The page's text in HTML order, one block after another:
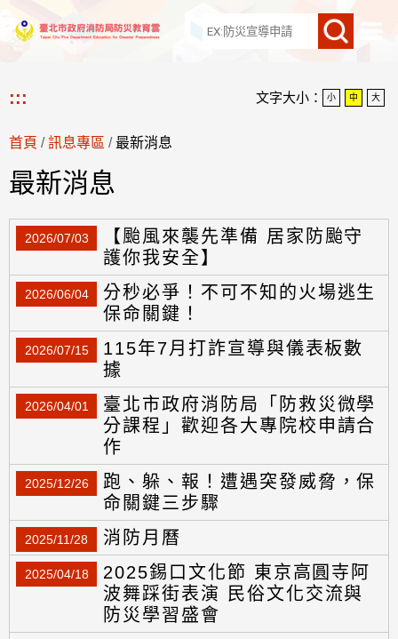
網站導覽
::: 文字大小： 小 中 大
首頁 /訊息專區 / 最新消息
最新消息
【颱風來襲先準備 居家防颱守
護你我安全】
2026/07/03
分秒必爭！不可不知的火場逃生
保命關鍵！
2026/06/04
115年7月打詐宣導與儀表板數
據
2026/07/15
臺北市政府消防局「防救災微學
分課程」歡迎各大專院校申請合
作
2026/04/01
跑、躲、報！遭遇突發威脅，保
命關鍵三步驟
2025/12/26
消防月曆
2025/11/28
2025錫口文化節 東京高圓寺阿
波舞踩街表演 民俗文化交流與
防災學習盛會
2025/04/18